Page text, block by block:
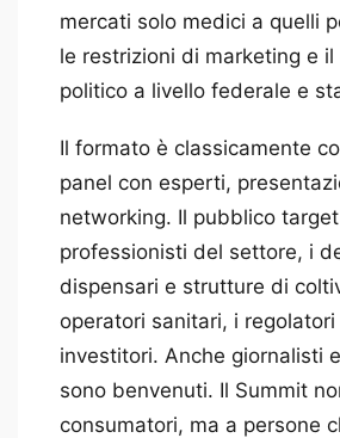
mercati solo medici a quelli
le restrizioni di marketing e
politico a livello federale e
Il formato è classicamente
panel con esperti,
networking. Il pubblico
professionisti del settore, i
dispensari e strutture di
operatori sanitari, i regolatori
investitori. Anche giornalisti
sono benvenuti. Il Summit
consumatori, ma a persone